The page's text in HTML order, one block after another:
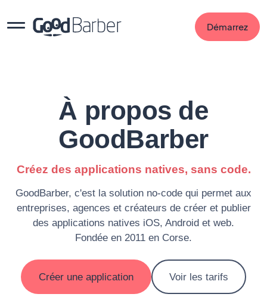
Démarrez
À propos de
GoodBarber
Créez des applications natives, sans code.
GoodBarber, c'est la solution no-code qui permet aux
entreprises, agences et créateurs de créer et publier
des applications natives iOS, Android et web.
Fondée en 2011 en Corse.
Créer une application Voir les tarifs